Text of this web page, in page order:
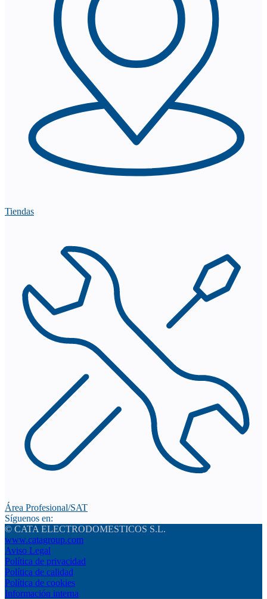
Tiendas
Área Profesional/SAT
Síguenos en:
© CATA ELECTRODOMESTICOS S.L.
www.catagroup.com
Aviso Legal
Política de privacidad
Política de calidad
Política de cookies
Información interna